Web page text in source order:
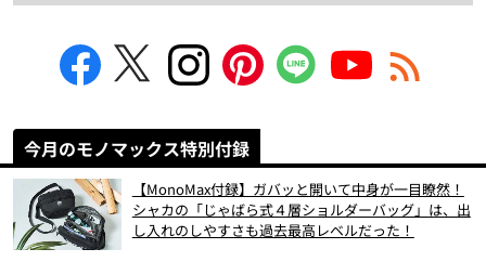
今月のモノマックス特別付録
【MonoMax付録】ガバッと開いて中身が一目瞭然！
シャカの「じゃばら式４層ショルダーバッグ」は、出
し入れのしやすさも過去最高レベルだった！